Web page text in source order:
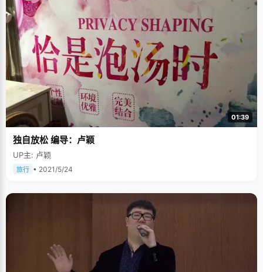
01:39
独自放松 编导：卢颖
UP主: 卢颖
旅行 • 2021/5/24